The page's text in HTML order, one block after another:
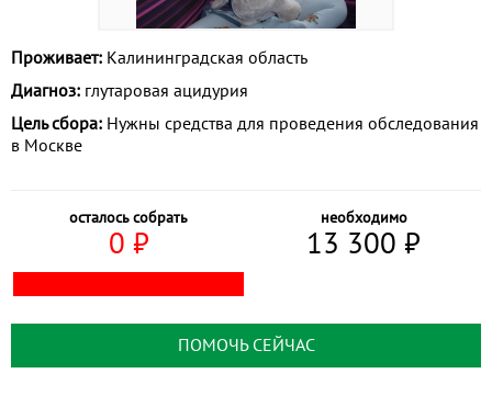
Проживает: Калининградская область
Диагноз: глутаровая ацидурия
Цель сбора: Нужны средства для проведения обследования
в Москве
осталось собрать
0 ⃏
необходимо
13 300 ⃏
ПОМОЧЬ СЕЙЧАС